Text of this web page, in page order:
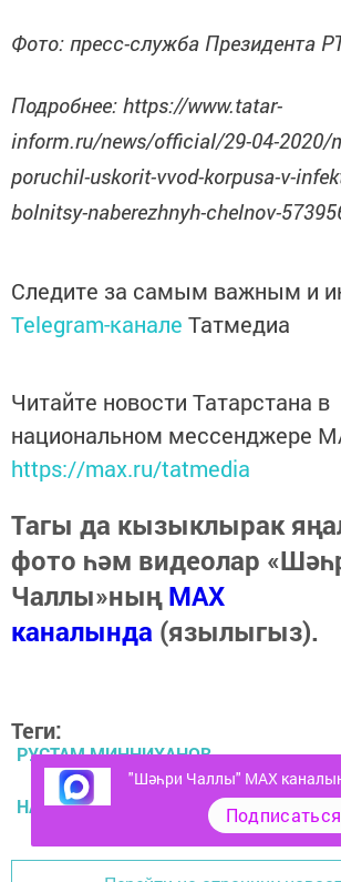
Фото: пресс-служба Президента
Подробнее: https://www.tatar-
inform.ru/news/official/29-04-2020/
poruchil-uskorit-vvod-korpusa-v-
bolnitsy-naberezhnyh-chelnov-
Следите за самым важным и
Telegram-канале Татмедиа
Читайте новости Татарстана в
национальном мессенджере
https://max.ru/tatmedia
Тагы да кызыклырак
фото һәм видеолар
Чаллы»ныңMAX
каналында (язылыгыз).
Теги:
РУСТАМ МИННИХАНОВ
НАБЕРЕЖНЫЕ ЧЕЛНЫ
"Шәһри Чаллы" MAX
Подписаться